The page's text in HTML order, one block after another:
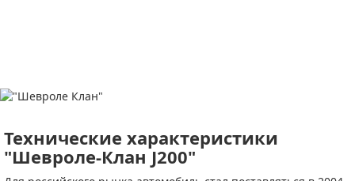
Технические характеристики
"Шевроле-Клан J200"